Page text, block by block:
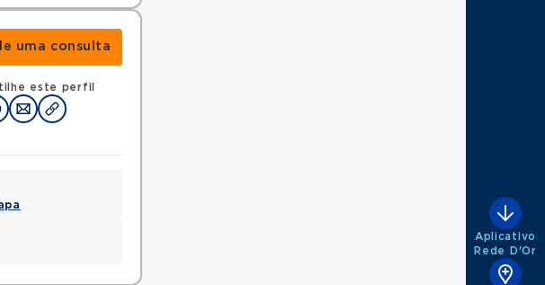
uma consulta
este perfil
Aplicativo
Rede D'Or